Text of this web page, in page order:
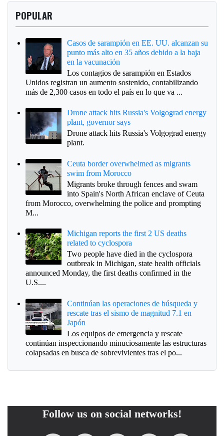
POPULAR
Casos de sarampión en EE. UU. alcanzan su
punto más alto en 35 años debido a la baja
en la vacunación
Los contagios de sarampión en Estados
Unidos registran un aumento sostenido, contabilizando
más de 2,300 casos en todo el país en lo que va ...
Drone attack hits Russia's Volgograd energy
plant, governor says
Drone attack hits Russia's Volgograd energy
plant.
Ceuta border overwhelmed as migrants
swim from Morocco
Migrants broke through fences and swam
into Spain's North African enclave of Ceuta
from Morocco, overwhelming the police and prompting
M...
Michigan reports the first 2 US deaths
related to cyclospora
Two people have died in the cyclospora
outbreak in Michigan, state health officials
announced Monday, the first deaths confirmed in the
U.S....
Continúan las operaciones de búsqueda y
rescate tras el sismo de magnitud 7.1 en
Japón
Los equipos de emergencia y rescate
continúan inspeccionando minuciosamente las estructuras
colapsadas en busca de sobrevivientes tras el po...
Follow us on social networks!